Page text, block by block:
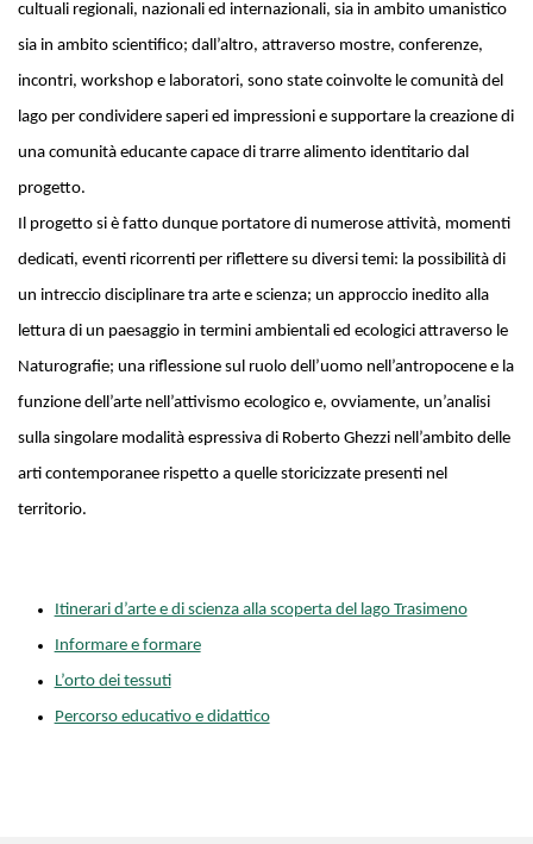
cultuali regionali, nazionali ed internazionali, sia in ambito umanistico
sia in ambito scientifico; dall’altro, attraverso mostre, conferenze,
incontri, workshop e laboratori, sono state coinvolte le comunità del
lago per condividere saperi ed impressioni e supportare la creazione di
una comunità educante capace di trarre alimento identitario dal
progetto.
Il progetto si è fatto dunque portatore di numerose attività, momenti
dedicati, eventi ricorrenti per riflettere su diversi temi: la possibilità di
un intreccio disciplinare tra arte e scienza; un approccio inedito alla
lettura di un paesaggio in termini ambientali ed ecologici attraverso le
Naturografie; una riflessione sul ruolo dell’uomo nell’antropocene e la
funzione dell’arte nell’attivismo ecologico e, ovviamente, un’analisi
sulla singolare modalità espressiva di Roberto Ghezzi nell’ambito delle
arti contemporanee rispetto a quelle storicizzate presenti nel
territorio.
Itinerari d’arte e di scienza alla scoperta del lago Trasimeno
Informare e formare
L’orto dei tessuti
Percorso educativo e didattico